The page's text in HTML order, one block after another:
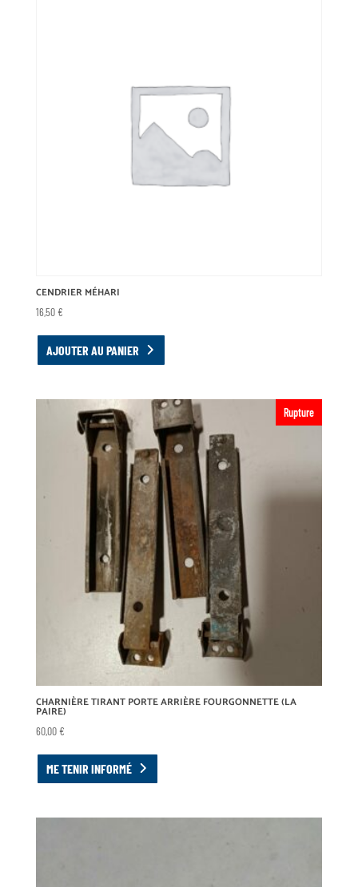
CENDRIER MÉHARI
16,50€
AJOUTER AU PANIER
Rupture
CHARNIÈRE TIRANT PORTE ARRIÈRE FOURGONNETTE (LA
PAIRE)
60,00€
ME TENIR INFORMÉ